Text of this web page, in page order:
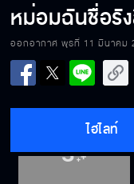
หม่อมฉันชื่อรั
ออกอากาศ พุธที่ 11 มีนาคม
ไฮไลท์